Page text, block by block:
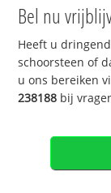
Bel nu
Heeft u
schoorsteen of
u ons bereiken
238188 bij